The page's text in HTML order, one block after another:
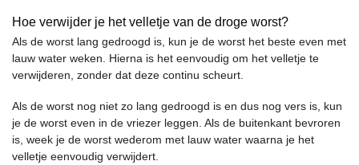
Hoe verwijder je het velletje van de droge worst?
Als de worst lang gedroogd is, kun je de worst het beste even met
lauw water weken. Hierna is het eenvoudig om het velletje te
verwijderen, zonder dat deze continu scheurt.
Als de worst nog niet zo lang gedroogd is en dus nog vers is, kun
je de worst even in de vriezer leggen. Als de buitenkant bevroren
is, week je de worst wederom met lauw water waarna je het
velletje eenvoudig verwijdert.